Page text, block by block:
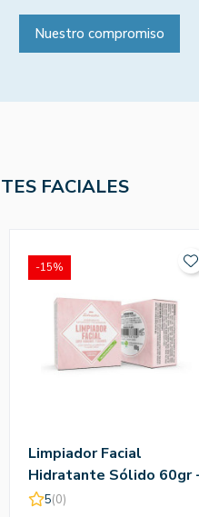
Nuestro compromiso
FACIALES
Limpiador Facial
Hidratante Sólido 60gr
Silvestre
5(0)
-15%